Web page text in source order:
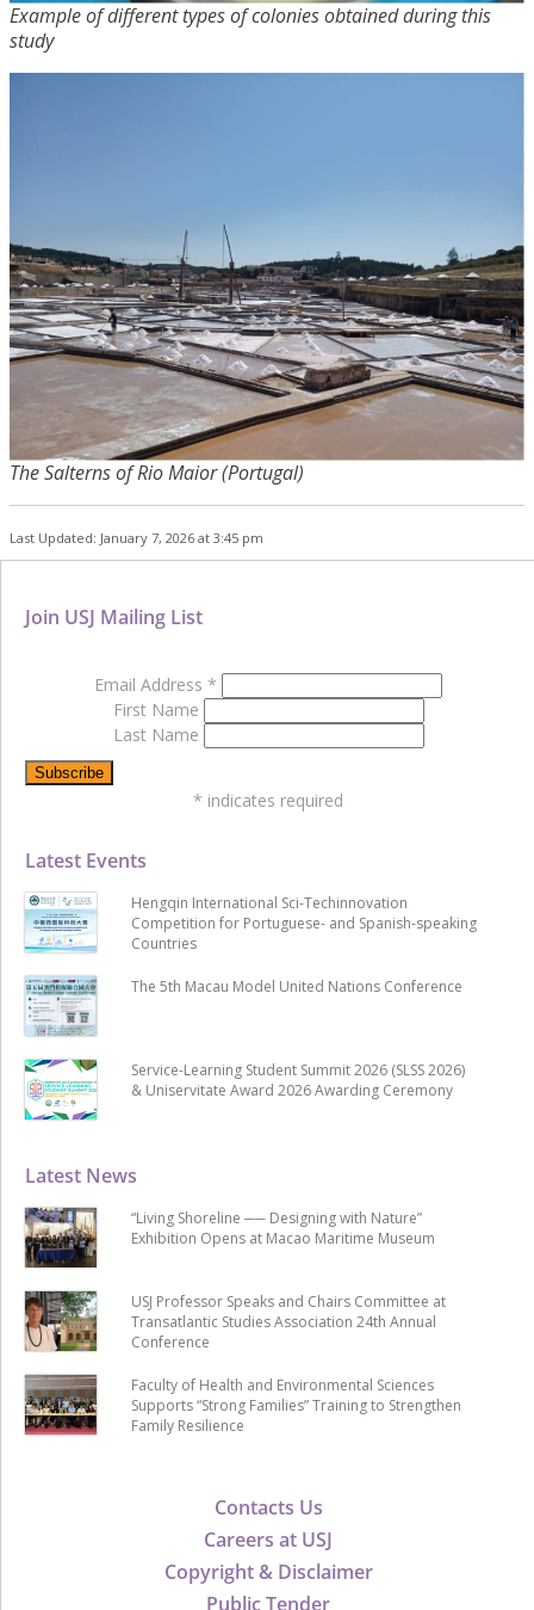
Example of different types of colonies obtained during this
study
The Salterns of Rio Maior (Portugal)
Last Updated: January 7, 2026 at 3:45 pm
Contacts Us
Careers at USJ
Copyright & Disclaimer
Public Tender
Latest News
“Living Shoreline ── Designing with Nature”
Exhibition Opens at Macao Maritime Museum
USJ Professor Speaks and Chairs Committee at
Transatlantic Studies Association 24th Annual
Conference
Faculty of Health and Environmental Sciences
Supports “Strong Families” Training to Strengthen
Family Resilience
Latest Events
Hengqin International Sci-Techinnovation
Competition for Portuguese- and Spanish-speaking
Countries
The 5th Macau Model United Nations Conference
Service-Learning Student Summit 2026 (SLSS 2026)
& Uniservitate Award 2026 Awarding Ceremony
Join USJ Mailing List
Email Address *
First Name
Last Name
* indicates required